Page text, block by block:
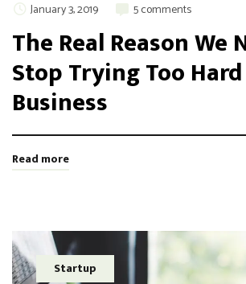
January 3, 2019 5 comments
The Real Reason We
Stop Trying Too
Business
Read more
Startup